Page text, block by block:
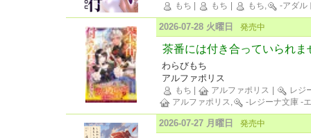
もち もち もち, -アダル
2026-07-28 火曜日 発売中
茶番には付き合っていられま
わらびもち
アルファポリス
もち アルファポリス
レジ
アルファポリス,
-レジーナ文庫 -
2026-07-27 月曜日 発売中